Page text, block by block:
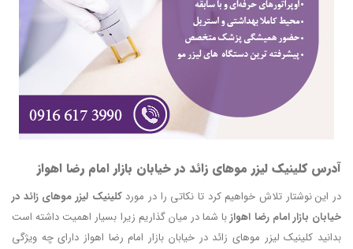
آدرس کلینیک لیزر موهای زائد در خیابان بازار امام رضا اهواز
در این نوشتار تلاش خواهیم کرد تا نکاتی را در موردکلینیک لیزر موهای زائد در
خیابان بازار امام رضا اهوازبا شما در میان گذاریم زیرا بسیار اهمیت داشته است
بدانید کلینیک لیزر موهای زائد در خیابان بازار امام رضا اهواز دارای چه ویژگی